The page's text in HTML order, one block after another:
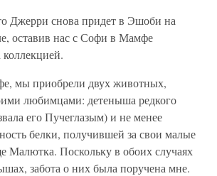
Джерри снова придет в Эшоби на
оставив нас с Софи в Мамфе
коллекцией.
мы приобрели двух животных,
любимцами: детеныша редкого
его Пучеглазым) и не менее
белки, получившей за свои малые
Малютка. Поскольку в обоих случаях
забота о них была поручена мне.